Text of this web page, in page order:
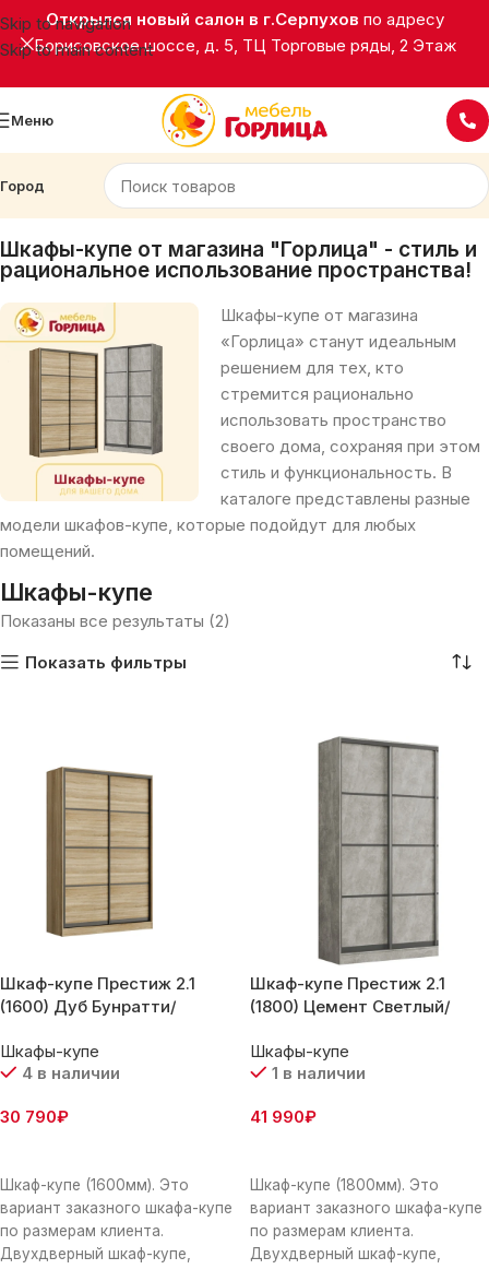
Skip to navigation
Skip to main content
Открылся новый салон в г.Серпухов по адресу
Борисовское шоссе, д. 5, ТЦ Торговые ряды, 2 Этаж
Меню
Город
Корпусная мебель Шкафы-купе
Шкафы-купе от магазина "Горлица" - стиль и
рациональное использование пространства!
Шкафы-купе от магазина
«Горлица» станут идеальным
решением для тех, кто
стремится рационально
использовать пространство
своего дома, сохраняя при этом
стиль и функциональность. В
каталоге представлены разные
модели шкафов-купе, которые подойдут для любых
помещений.
Шкафы-купе
Показаны все результаты (2)
Показать фильтры
Шкаф-купе Престиж 2.1
(1600) Дуб Бунратти/
Шкафы-купе
4 в наличии
30 790₽
Шкаф-купе (1600мм). Это
вариант заказного шкафа-купе
по размерам клиента.
Двухдверный шкаф-купе,
Шкаф-купе Престиж 2.1
(1800) Цемент Светлый/
Шкафы-купе
1 в наличии
41 990₽
Шкаф-купе (1800мм). Это
вариант заказного шкафа-купе
по размерам клиента.
Двухдверный шкаф-купе,